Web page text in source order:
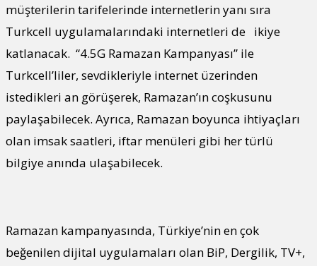
müşterilerin tarifelerinde internetlerin yanı sıra
Turkcell uygulamalarındaki internetleri de ikiye
katlanacak. “4.5G Ramazan Kampanyası” ile
Turkcell’liler, sevdikleriyle internet üzerinden
istedikleri an görüşerek, Ramazan’ın coşkusunu
paylaşabilecek. Ayrıca, Ramazan boyunca ihtiyaçları
olan imsak saatleri, iftar menüleri gibi her türlü
bilgiye anında ulaşabilecek.
Ramazan kampanyasında, Türkiye’nin en çok
beğenilen dijital uygulamaları olan BiP, Dergilik, TV+,